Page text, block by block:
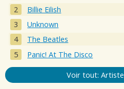
Billie Eilish
Unknown
The Beatles
Panic! At The Disco
Voir tout: